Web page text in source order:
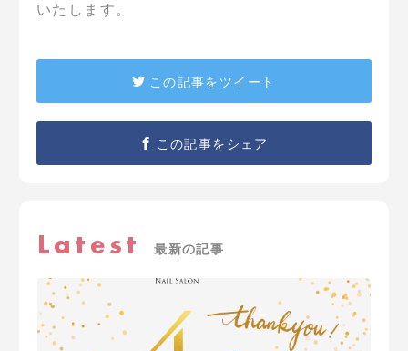
いたします。
この記事をツイート
この記事をシェア
Latest 最新の記事